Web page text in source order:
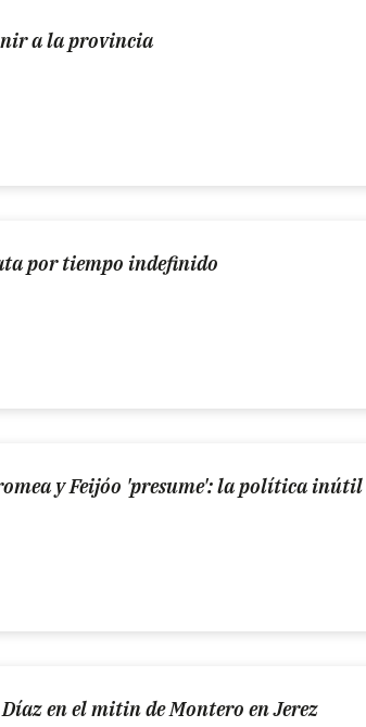
a la provincia
por tiempo indefinido
y Feijóo 'presume': la política inútil
en el mitin de Montero en Jerez